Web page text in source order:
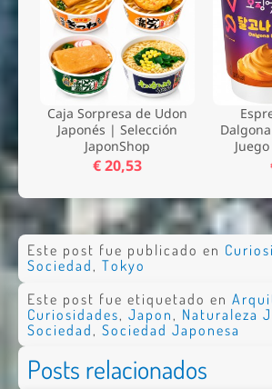
Caja Sorpresa de Udon
Japonés | Selección
JaponShop
€ 20,53
Este post fue publicado en
Sociedad, Tokyo
Este post fue etiquetado en
Curiosidades, Japon , Naturaleza
Sociedad , Sociedad Japonesa
Posts relacionados